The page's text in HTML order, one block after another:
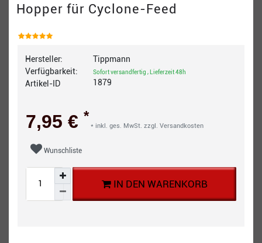
Hopper für Cyclone-Feed
Hersteller:
Verfügbarkeit:
Artikel-ID
Tippmann
Sofort versandfertig , Lieferzeit 48h
1879
7,95 € *
* inkl. ges. MwSt. zzgl. Versandkosten
Wunschliste
IN DEN WARENKORB